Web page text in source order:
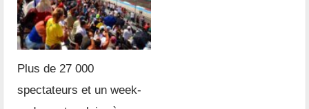
Plus de 27 000
spectateurs et un week-